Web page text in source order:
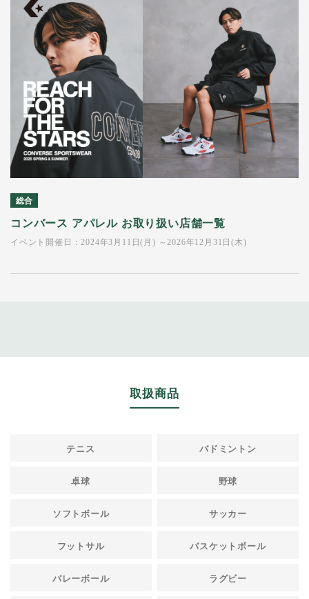
総合
コンバース アパレル お取り扱い店舗一覧
イベント開催日：2024年3月11日(月) ～2026年12月31日(木)
取扱商品
テニス バドミントン
卓球 野球
ソフトボール サッカー
フットサル バスケットボール
バレーボール ラグビー